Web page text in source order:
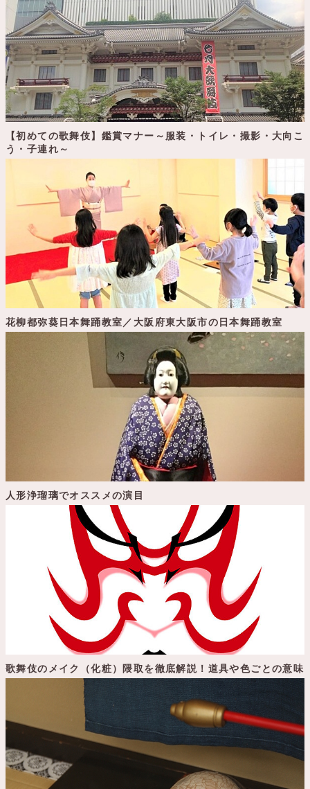
【初めての歌舞伎】鑑賞マナー～服装・トイレ・撮影・大向こ
う・子連れ～
花柳都弥葵日本舞踊教室／大阪府東大阪市の日本舞踊教室
人形浄瑠璃でオススメの演目
歌舞伎のメイク（化粧）隈取を徹底解説！道具や色ごとの意味